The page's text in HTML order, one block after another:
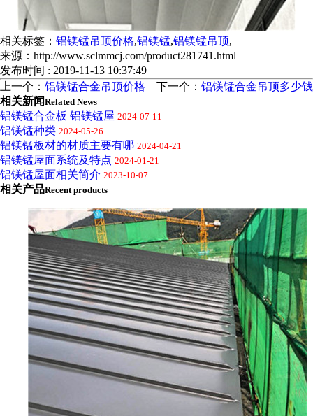
相关标签： 铝镁锰吊顶价格,铝镁锰,铝镁锰吊顶,
来源：http://www.sclmmcj.com/product281741.html
发布时间 : 2019-11-13 10:37:49
上一个： 铝镁锰合金吊顶价格 下一个： 铝镁锰合金吊顶多少钱
相关新闻Related News
铝镁锰合金板 铝镁锰屋 2024-07-11
铝镁锰种类 2024-05-26
铝镁锰板材的材质主要有哪 2024-04-21
铝镁锰屋面系统及特点 2024-01-21
铝镁锰屋面相关简介 2023-10-07
相关产品Recent products